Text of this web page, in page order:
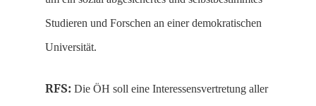
Studieren und Forschen an einer demokratischen
Universität.
RFS: Die ÖH soll eine Interessensvertretung aller